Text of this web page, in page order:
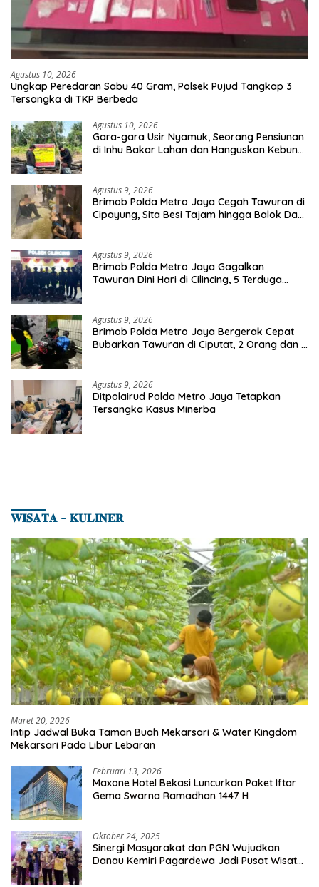
Agustus 10, 2026
Ungkap Peredaran Sabu 40 Gram, Polsek Pujud Tangkap 3
Tersangka di TKP Berbeda
Agustus 10, 2026
Gara-gara Usir Nyamuk, Seorang Pensiunan
di Inhu Bakar Lahan dan Hanguskan Kebun
Agustus 9, 2026
Brimob Polda Metro Jaya Cegah Tawuran di
Cipayung, Sita Besi Tajam hingga Balok Dan
Agustus 9, 2026
Brimob Polda Metro Jaya Gagalkan
Tawuran Dini Hari di Cilincing, 5 Terduga
Agustus 9, 2026
Brimob Polda Metro Jaya Bergerak Cepat
Bubarkan Tawuran di Ciputat, 2 Orang dan 3
Agustus 9, 2026
Ditpolairud Polda Metro Jaya Tetapkan
Tersangka Kasus Minerba
𝐖𝐈𝐒𝐀𝐓𝐀 – 𝐊𝐔𝐋𝐈𝐍𝐄𝐑
Maret 20, 2026
Intip Jadwal Buka Taman Buah Mekarsari & Water Kingdom
Mekarsari Pada Libur Lebaran
Februari 13, 2026
Maxone Hotel Bekasi Luncurkan Paket Iftar
Gema Swarna Ramadhan 1447 H
Oktober 24, 2025
Sinergi Masyarakat dan PGN Wujudkan
Danau Kemiri Pagardewa Jadi Pusat Wisata